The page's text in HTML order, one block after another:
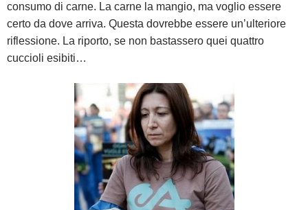
consumo di carne. La carne la mangio, ma voglio essere
certo da dove arriva. Questa dovrebbe essere un’ulteriore
riflessione. La riporto, se non bastassero quei quattro
cuccioli esibiti…